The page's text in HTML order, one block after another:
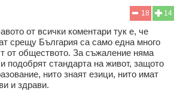
14
18
от всички коментари тук е, че
срещу България са само една много
от обществото. За съжаление няма
подобрят стандарта на живот, защото
нито знаят езици, нито имат
и здрави.